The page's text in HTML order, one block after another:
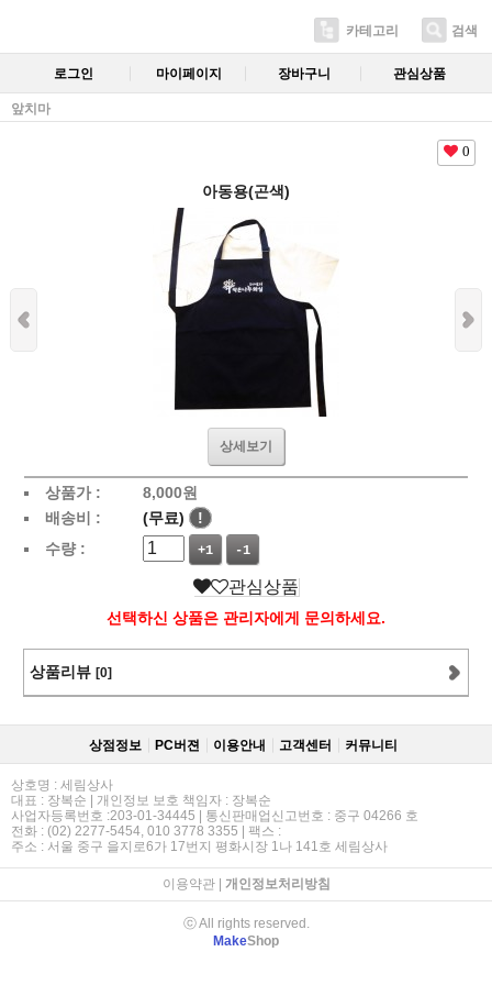
카테고리 검색
로그인 마이페이지 장바구니 관심상품
앞치마
0
아동용(곤색)
상세보기
상품가 : 8,000원
배송비 :
(무료)
!
수량 :
+1 -1
관심상품
선택하신 상품은 관리자에게 문의하세요.
상품리뷰 [0]
상점정보 PC버젼 이용안내 고객센터 커뮤니티
상호명 : 세림상사
대표 : 장복순 | 개인정보 보호 책임자 : 장복순
사업자등록번호 :203-01-34445 | 통신판매업신고번호 : 중구 04266 호
전화 : (02) 2277-5454, 010 3778 3355 | 팩스 :
주소 : 서울 중구 을지로6가 17번지 평화시장 1나 141호 세림상사
이용약관| 개인정보처리방침
ⓒ All rights reserved.
MakeShop